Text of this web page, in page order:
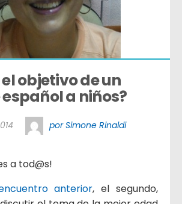
objetivo de un
a niños?
por Simone Rinaldi
a tod@s!
anterior, el segundo,